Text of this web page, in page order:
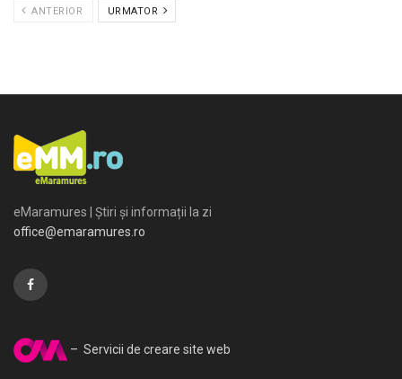
ANTERIOR URMATOR
eMaramures | Știri și informații la zi
office@emaramures.ro
– Servicii de creare site web